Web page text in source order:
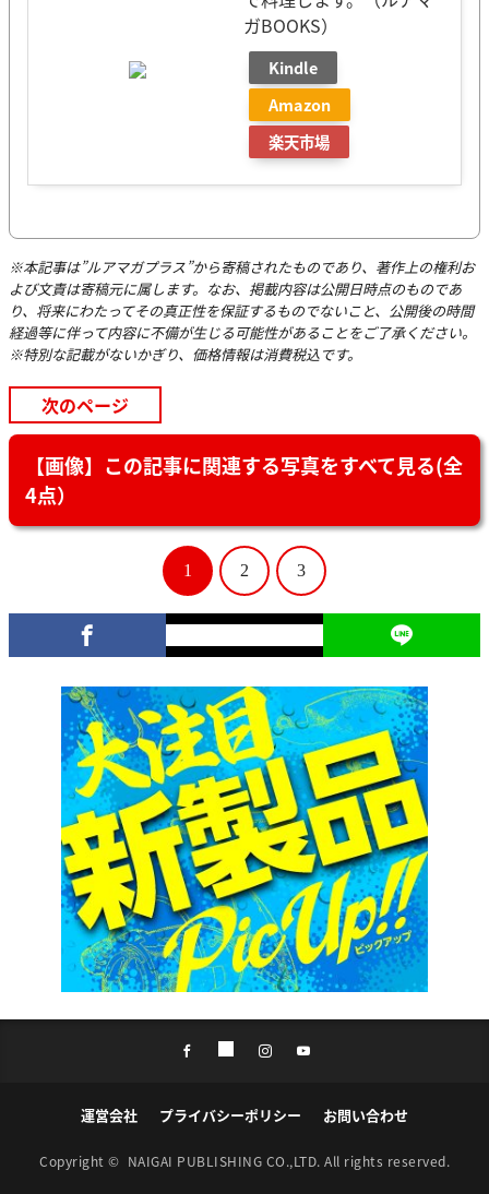
ガBOOKS）
Kindle
Amazon
楽天市場
※本記事は”ルアマガプラス”から寄稿されたものであり、著作上の権利お
よび文責は寄稿元に属します。なお、掲載内容は公開日時点のものであ
り、将来にわたってその真正性を保証するものでないこと、公開後の時間
経過等に伴って内容に不備が生じる可能性があることをご了承ください。
※特別な記載がないかぎり、価格情報は消費税込です。
次のページ
【画像】この記事に関連する写真をすべて見る(全
4点）
1 2 3
運営会社 プライバシーポリシー お問い合わせ
Copyright © NAIGAI PUBLISHING CO.,LTD. All rights reserved.